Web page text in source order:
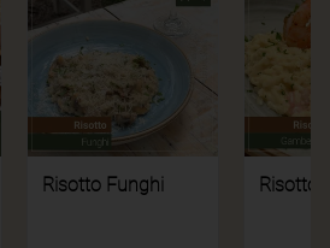
Risotto Funghi Risotto